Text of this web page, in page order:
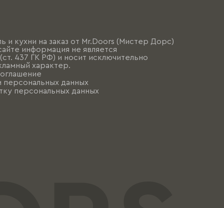
и кухни на заказ от Mr.Doors (Мистер Дорс)
информация не является
437 ГК РФ) и носит исключительно
характер.
персональных данных
персональных данных